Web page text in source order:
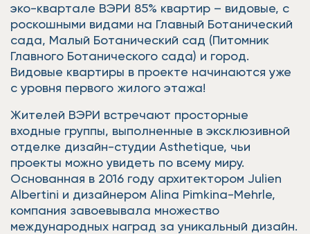
эко-квартале ВЭРИ 85% квартир – видовые, с
роскошными видами на Главный Ботанический
сада, Малый Ботанический сад (Питомник
Главного Ботанического сада) и город.
Видовые квартиры в проекте начинаются уже
с уровня первого жилого этажа!
Жителей ВЭРИ встречают просторные
входные группы, выполненные в эксклюзивной
отделке дизайн-студии Asthetique, чьи
проекты можно увидеть по всему миру.
Основанная в 2016 году архитектором Julien
Albertini и дизайнером Alina Pimkina-Mehrle,
компания завоевывала множество
международных наград за уникальный дизайн.